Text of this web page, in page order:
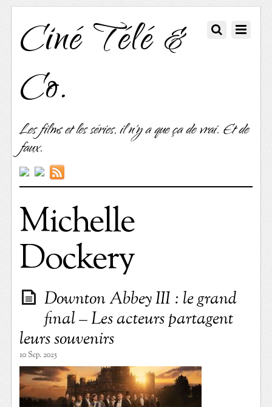
Ciné Télé &
Co.
Les films et les séries, il n'y a que ça de vrai. Et de
faux.
Michelle
Dockery
Downton Abbey III : le grand
final – Les acteurs partagent
leurs souvenirs
10 Sep. 2025